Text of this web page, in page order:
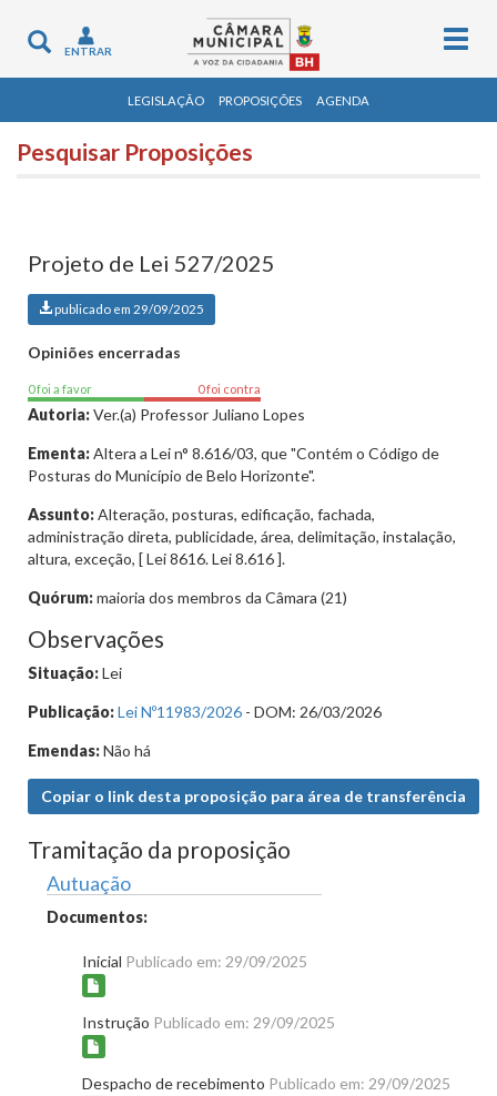
Toggle
navigation
ENTRAR
LEGISLAÇÃO PROPOSIÇÕES AGENDA
Pesquisar Proposições
Projeto de Lei 527/2025
publicado em 29/09/2025
Opiniões encerradas
0 foi a favor 0 foi contra
Autoria:Ver.(a) Professor Juliano Lopes
Ementa:Altera a Lei n° 8.616/03, que "Contém o Código de
Posturas do Município de Belo Horizonte".
Assunto:Alteração, posturas, edificação, fachada,
administração direta, publicidade, área, delimitação, instalação,
altura, exceção, [ Lei 8616. Lei 8.616 ].
Quórum:maioria dos membros da Câmara (21)
Observações
Situação:Lei
Publicação:Lei Nº11983/2026 - DOM: 26/03/2026
Emendas:Não há
Copiar o link desta proposição para área de transferência
Tramitação da proposição
Autuação
Documentos:
Inicial Publicado em: 29/09/2025
Instrução Publicado em: 29/09/2025
Despacho de recebimento Publicado em: 29/09/2025